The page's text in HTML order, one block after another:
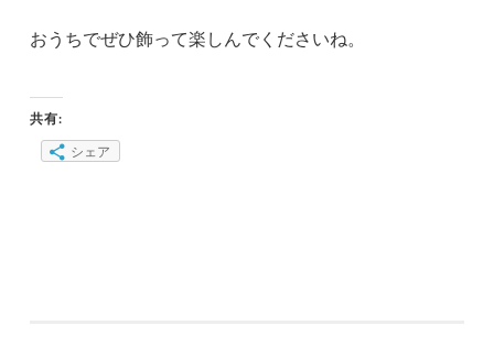
おうちでぜひ飾って楽しんでくださいね。
共有:
シェア